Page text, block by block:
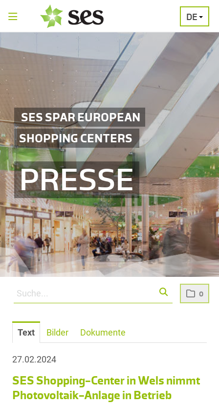
0
DE
SES SPAR EUROPEAN
SHOPPING CENTERS
PRESSE
PRESSEAUSSENDUNGEN
Text Bilder Dokumente
27.02.2024
SES Shopping-Center in Wels nimmt
Photovoltaik-Anlage in Betrieb